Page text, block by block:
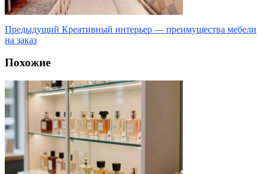
Предыдущий Креативный интерьер — преимущества мебели
на заказ
Похожие